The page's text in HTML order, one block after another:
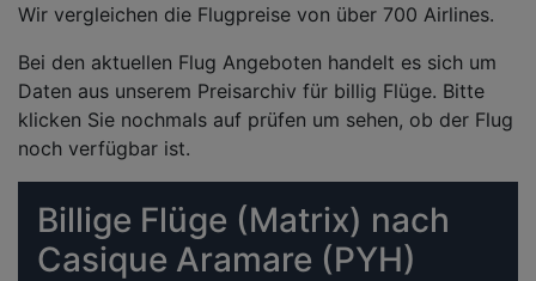
Wir vergleichen die Flugpreise von über 700 Airlines.
Bei den aktuellen Flug Angeboten handelt es sich um
Daten aus unserem Preisarchiv für billig Flüge. Bitte
klicken Sie nochmals auf prüfen um sehen, ob der Flug
noch verfügbar ist.
Billige Flüge (Matrix) nach
Casique Aramare (PYH)